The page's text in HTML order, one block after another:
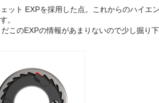
ット EXPを採用した点。これからのハイエ
。
このEXPの情報があまりないので少し掘り